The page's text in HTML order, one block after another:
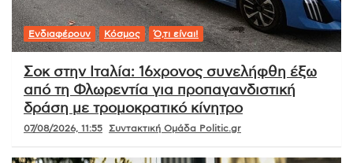
Ενδιαφέρουν Κόσμος Ό,τι είναι!
Σοκ στην Ιταλία: 16χρονος συνελήφθη έξω
από τη Φλωρεντία για προπαγανδιστική
δράση με τρομοκρατικό κίνητρο
07/08/2026, 11:55 Συντακτική Ομάδα Politic.gr